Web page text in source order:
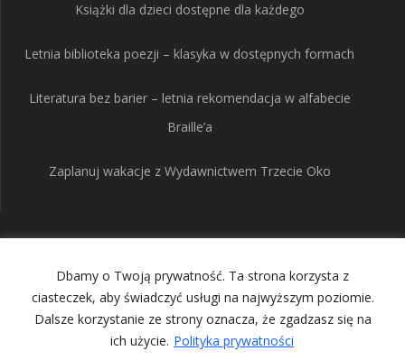
Dbamy o Twoją prywatność. Ta strona korzysta z
ciasteczek, aby świadczyć usługi na najwyższym poziomie.
Dalsze korzystanie ze strony oznacza, że zgadzasz się na
ich użycie. Polityka prywatności
Książki dla dzieci dostępne dla każdego
Letnia biblioteka poezji – klasyka w dostępnych formach
Literatura bez barier – letnia rekomendacja w alfabecie
Braille’a
Zaplanuj wakacje z Wydawnictwem Trzecie Oko
Wydawnictwo Trzecie
Oko
© 2026 Wydawnictwo Trzecie Oko. Built using WordPress and